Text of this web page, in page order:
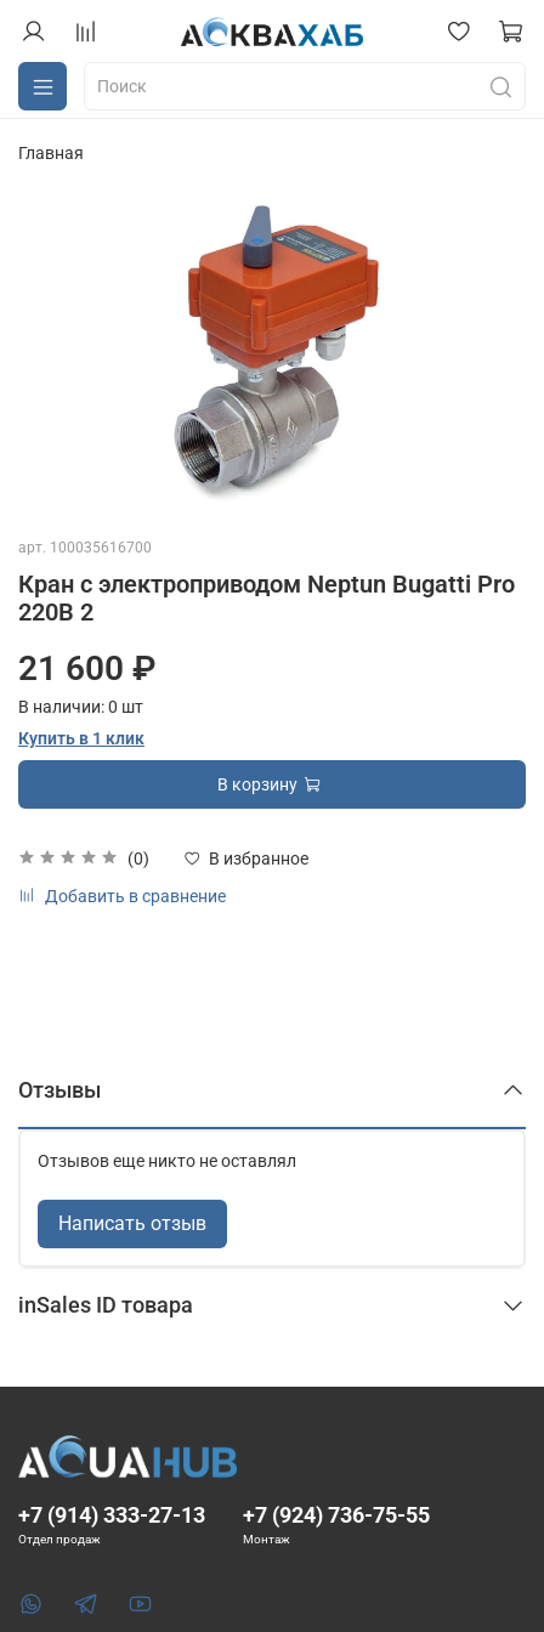
Главная
арт. 100035616700
Кран с электроприводом Neptun Bugatti Pro
220В 2
(0)
В избранное
Добавить в сравнение
21 600 ₽
В наличии:0 шт
Купить в 1 клик
В корзину
Отзывы
Отзывов еще никто не оставлял
Написать отзыв
inSales ID товара
+7 (914) 333-27-13
Отдел продаж
+7 (924) 736-75-55
Монтаж